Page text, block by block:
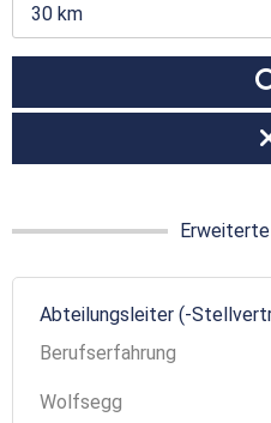
30 km
Abteilungsleiter (-
Berufserfahrung
Wolfsegg